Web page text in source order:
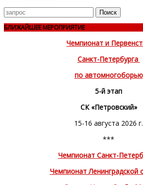
Поиск
для
БЛИЖАЙШЕЕ МЕРОПРИЯТИЕ
Чемпионат и
Санкт-Петербурга
по автомногоборью
5-й этап
СК «Петровский»
15-16 августа 2026 г.
***
Чемпионат Санкт-
Чемпионат Ленинградской